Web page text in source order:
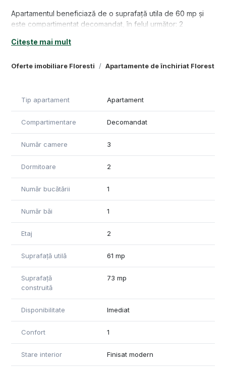
Oferte imobiliare Floresti Apartamente de închiriat Floresti
Apartamentul beneficiază de o suprafață utila de 60 mp și
este compartimentat decomandat, în felul următor: 2
mare. Proprietatea se afla la etajul 2 al unui bloc de 4 etaje.
Imobilul se preda la cheie, complet mobilat și utilat, conform
Zona este accesibila în apropiere de stațiile de transport în
comun magazin și multe alte puncte de interes Se afla intr-o
zona verde și liniștită
contactați.
Citește mai mult
Tip apartament Apartament
Compartimentare Decomandat
Număr camere 3
Dormitoare 2
Număr bucătării 1
Număr băi 1
Etaj 2
Suprafață utilă 61 mp
Suprafață
construită
73 mp
Disponibilitate Imediat
Confort 1
Stare interior Finisat modern